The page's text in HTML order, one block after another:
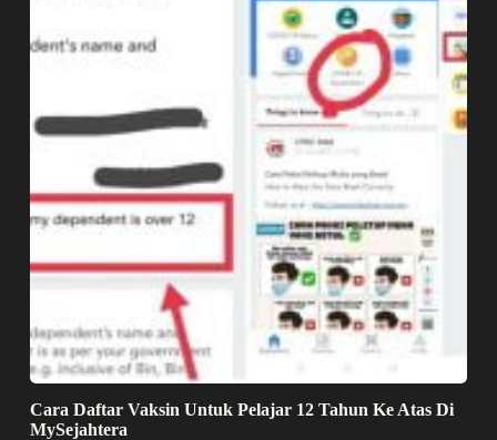
Cara Daftar Vaksin Untuk Pelajar 12 Tahun Ke Atas Di
MySejahtera